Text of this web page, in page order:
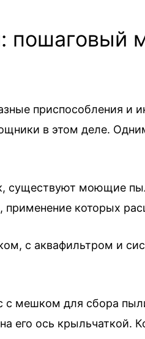
пошаговый
приспособления и
в этом деле.
существуют моющие
которых
с аквафильтром и
мешком для сбора
его ось крыльчаткой.